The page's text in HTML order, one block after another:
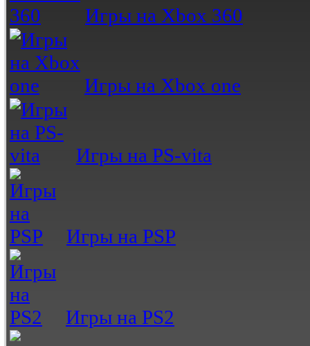
Игры на Xbox 360
Игры на Xbox one
Игры на PS-vita
Игры на PSP
Игры на PS2